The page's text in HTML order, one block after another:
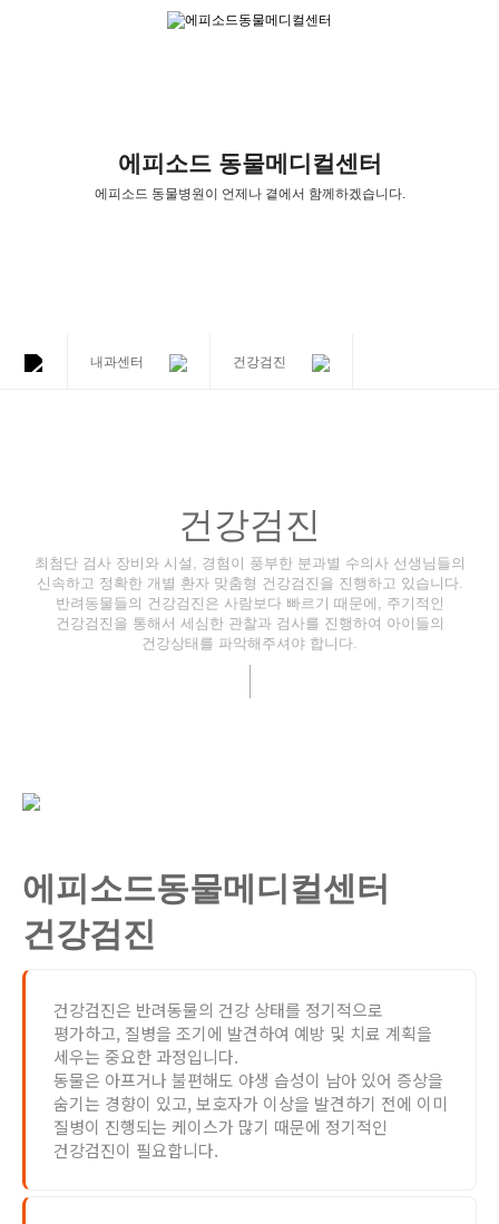
에피소드 동물메디컬센터
에피소드 동물병원이 언제나 곁에서 함께하겠습니다.
내과센터 건강검진
건강검진
최첨단 검사 장비와 시설, 경험이 풍부한 분과별 수의사 선생님들의
신속하고 정확한 개별 환자 맞춤형 건강검진을 진행하고 있습니다.
반려동물들의 건강검진은 사람보다 빠르기 때문에, 주기적인
건강검진을 통해서 세심한 관찰과 검사를 진행하여 아이들의
건강상태를 파악해주셔야 합니다.
에피소드동물메디컬센터
건강검진
건강검진은 반려동물의 건강 상태를 정기적으로
평가하고, 질병을 조기에 발견하여 예방 및 치료 계획을
세우는 중요한 과정입니다.
동물은 아프거나 불편해도 야생 습성이 남아 있어 증상을
숨기는 경향이 있고, 보호자가 이상을 발견하기 전에 이미
질병이 진행되는 케이스가 많기 때문에 정기적인
건강검진이 필요합니다.